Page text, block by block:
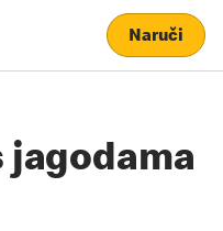
Naruči
jagodama